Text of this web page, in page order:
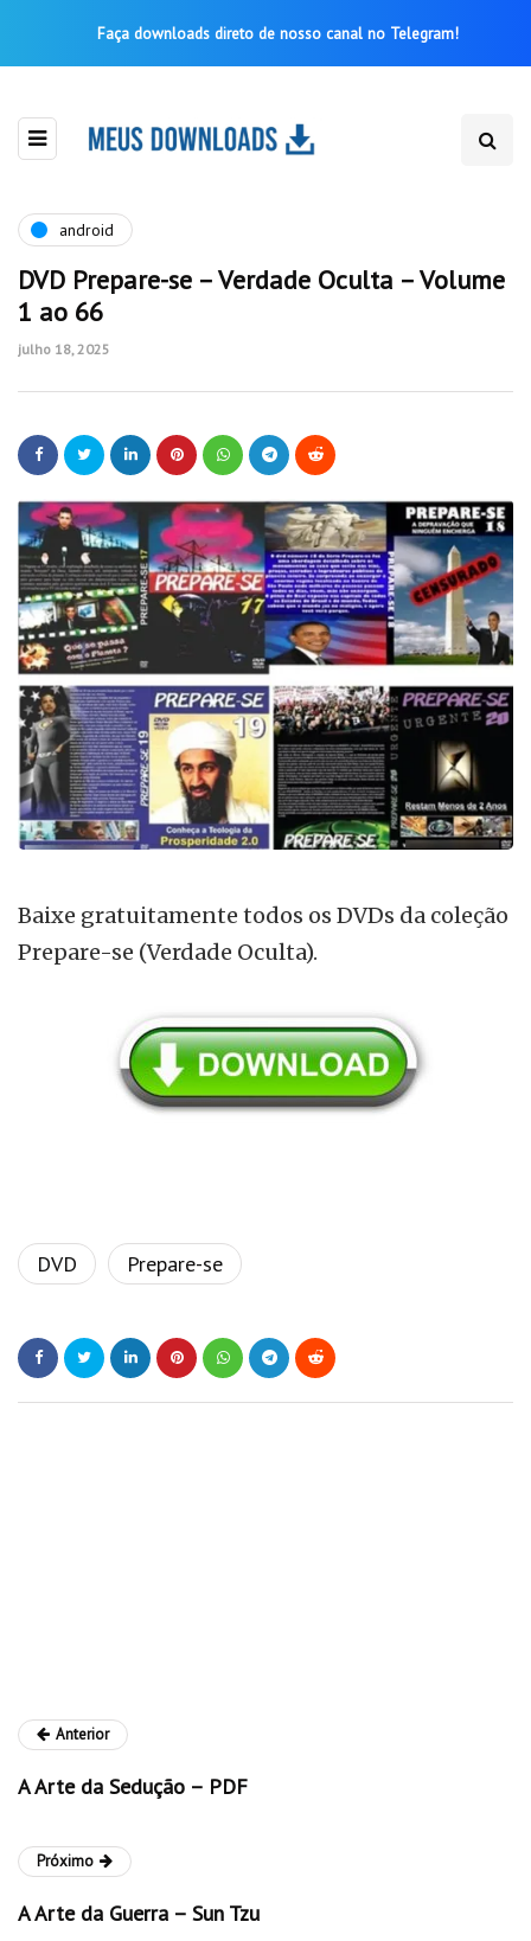
Faça downloads direto de nosso canal no Telegram!
android
DVD Prepare-se – Verdade Oculta – Volume
1 ao 66
julho 18, 2025
Baixe gratuitamente todos os DVDs da coleção
Prepare-se (Verdade Oculta).
DVD Prepare-se
Anterior
A Arte da Sedução – PDF
Próximo
A Arte da Guerra – Sun Tzu